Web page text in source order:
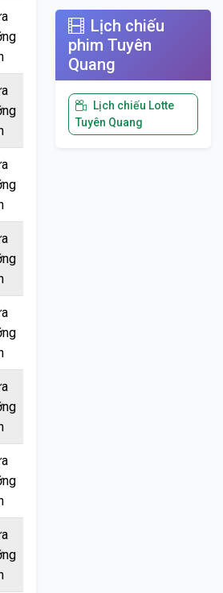
Lịch chiếu
phim Tuyên
Quang
Lịch chiếu Lotte
Tuyên Quang